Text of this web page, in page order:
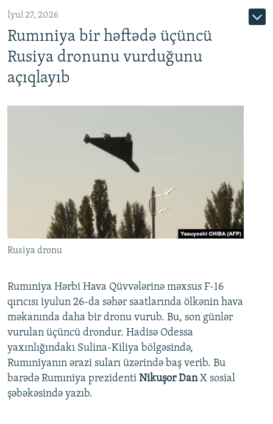
İyul 27, 2026
Rumıniya bir həftədə üçüncü
Rusiya dronunu vurduğunu
açıqlayıb
Rusiya dronu
Rumıniya Hərbi Hava Qüvvələrinə məxsus F-16
qırıcısı iyulun 26-da səhər saatlarında ölkənin hava
məkanında daha bir dronu vurub. Bu, son günlər
vurulan üçüncü drondur. Hadisə Odessa
yaxınlığındakı Sulina-Kiliya bölgəsində,
Rumıniyanın ərazi suları üzərində baş verib. Bu
barədə Rumıniya prezidenti Nikuşor DanX sosial
şəbəkəsində yazıb.